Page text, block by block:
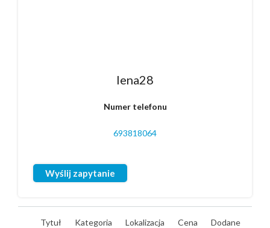
lena28
Numer telefonu
693818064
Wyślij zapytanie
Tytuł Kategoria Lokalizacja Cena
Dodane